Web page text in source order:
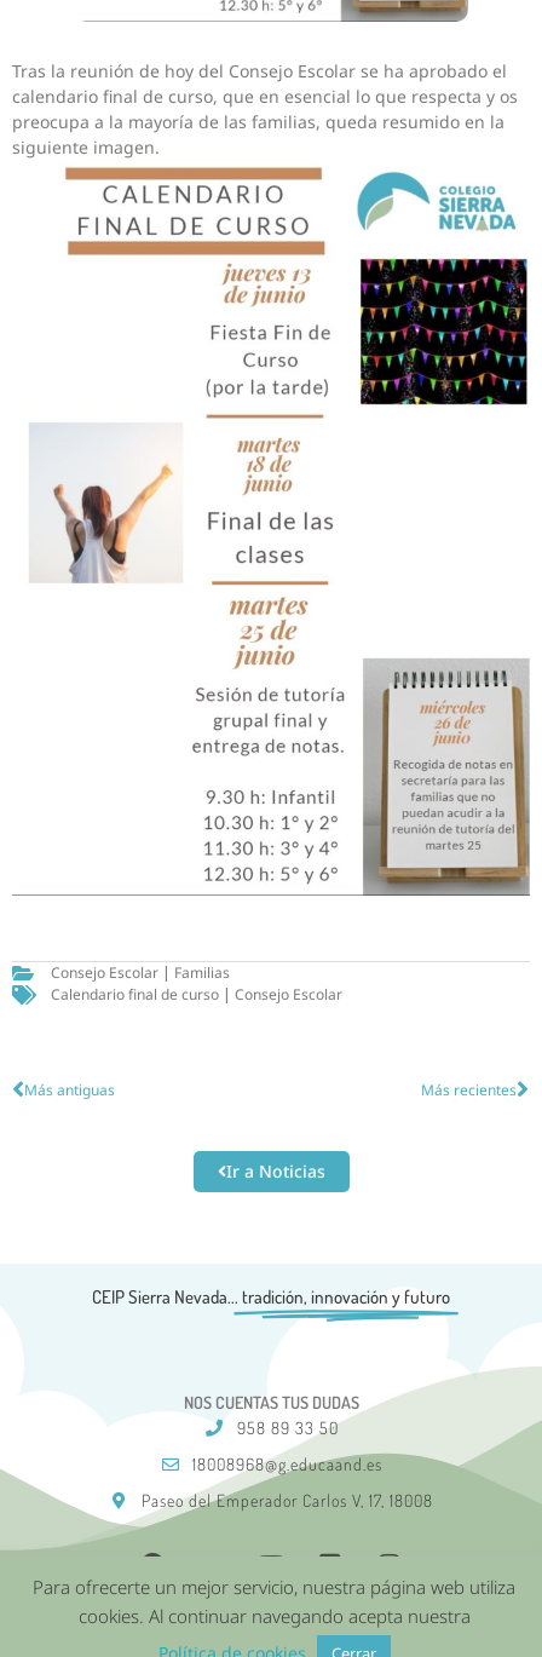
Tras la reunión de hoy del Consejo Escolar se ha aprobado el
calendario final de curso, que en esencial lo que respecta y os
preocupa a la mayoría de las familias, queda resumido en la
siguiente imagen.
Consejo Escolar | Familias
Calendario final de curso | Consejo Escolar
Más antiguas Más recientes
Ir a Noticias
CEIP Sierra Nevada... tradición, innovación y futuro
NOS CUENTAS TUS DUDAS
958 89 33 50
18008968@g.educaand.es
Paseo del Emperador Carlos V, 17, 18008
Aviso Legal Política de Cookies Política de privacidad
Para ofrecerte un mejor servicio, nuestra página web utiliza
cookies. Al continuar navegando acepta nuestra